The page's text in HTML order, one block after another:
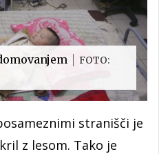
FOTO:
stranišči je
z lesom. Tako je